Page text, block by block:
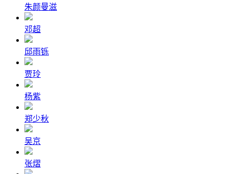
朱颜曼滋
邓超
邱雨铄
贾玲
杨紫
郑少秋
吴京
张熠